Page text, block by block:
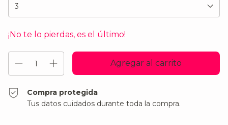
¡No te lo pierdas, es el último!
Compra protegida
Tus datos cuidados durante toda la compra.